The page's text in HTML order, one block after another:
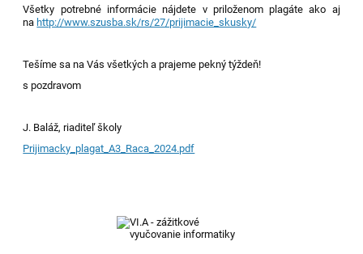
Všetky potrebné informácie nájdete v priloženom plagáte ako aj
na http://www.szusba.sk/rs/27/prijimacie_skusky/
Tešíme sa na Vás všetkých a prajeme pekný týždeň!
s pozdravom
J. Baláž, riaditeľ školy
Prijimacky_plagat_A3_Raca_2024.pdf